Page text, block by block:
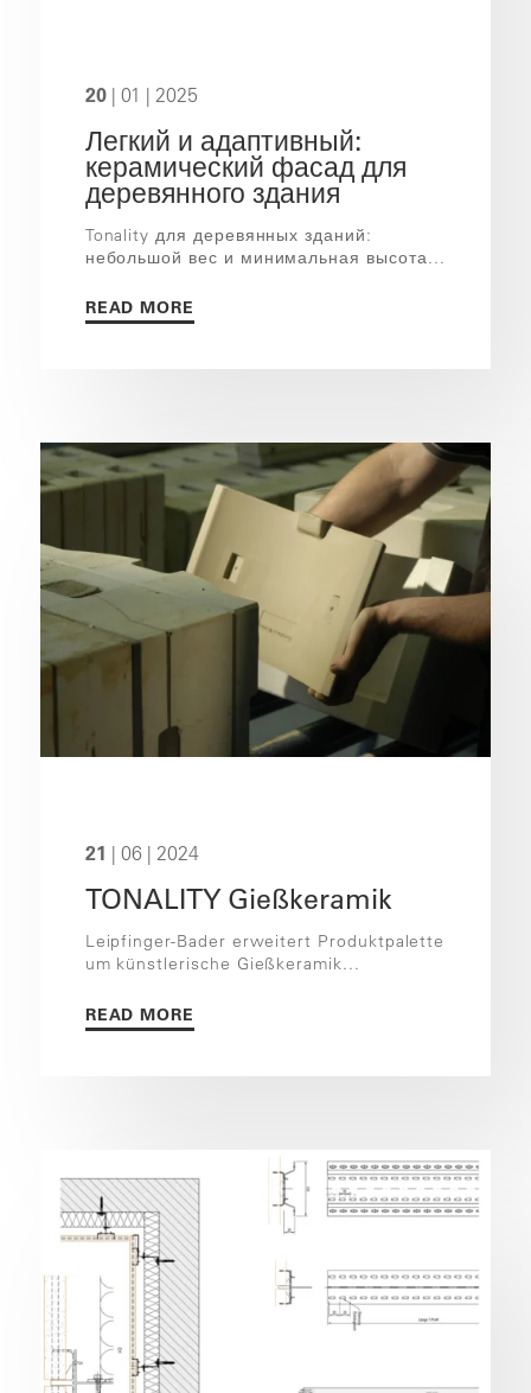
20| 01 | 2025
Легкий и адаптивный:
керамический фасад для
деревянного здания
Tonality для деревянных зданий:
небольшой вес и минимальная высота...
READ MORE
21 | 06 | 2024
TONALITY Gießkeramik
Leipfinger-Bader erweitert Produktpalette
um künstlerische Gießkeramik...
READ MORE